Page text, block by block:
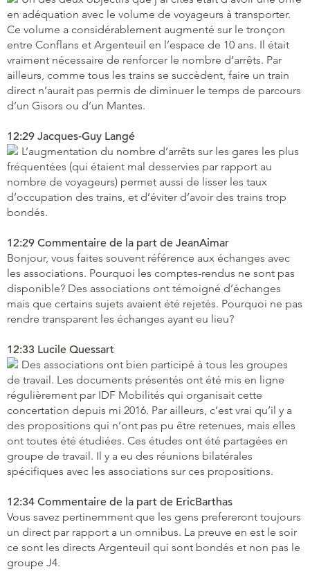
en adéquation avec le volume de voyageurs à transporter.
Ce volume a considérablement augmenté sur le tronçon
entre Conflans et Argenteuil en l’espace de 10 ans. Il était
vraiment nécessaire de renforcer le nombre d’arrêts. Par
ailleurs, comme tous les trains se succèdent, faire un train
direct n’aurait pas permis de diminuer le temps de parcours
d’un Gisors ou d’un Mantes.
12:29 Jacques-Guy Langé
L’augmentation du nombre d’arrêts sur les gares les plus
fréquentées (qui étaient mal desservies par rapport au
nombre de voyageurs) permet aussi de lisser les taux
d’occupation des trains, et d’éviter d’avoir des trains trop
bondés.
12:29 Commentaire de la part de JeanAimar
Bonjour, vous faites souvent référence aux échanges avec
les associations. Pourquoi les comptes-rendus ne sont pas
disponible? Des associations ont témoigné d’échanges
mais que certains sujets avaient été rejetés. Pourquoi ne pas
rendre transparent les échanges ayant eu lieu?
12:33 Lucile Quessart
Des associations ont bien participé à tous les groupes
de travail. Les documents présentés ont été mis en ligne
régulièrement par IDF Mobilités qui organisait cette
concertation depuis mi 2016. Par ailleurs, c’est vrai qu’il y a
des propositions qui n’ont pas pu être retenues, mais elles
ont toutes été étudiées. Ces études ont été partagées en
groupe de travail. Il y a eu des réunions bilatérales
spécifiques avec les associations sur ces propositions.
12:34 Commentaire de la part de EricBarthas
Vous savez pertinemment que les gens prefereront toujours
un direct par rapport a un omnibus. La preuve en est le soir
ce sont les directs Argenteuil qui sont bondés et non pas le
groupe J4.